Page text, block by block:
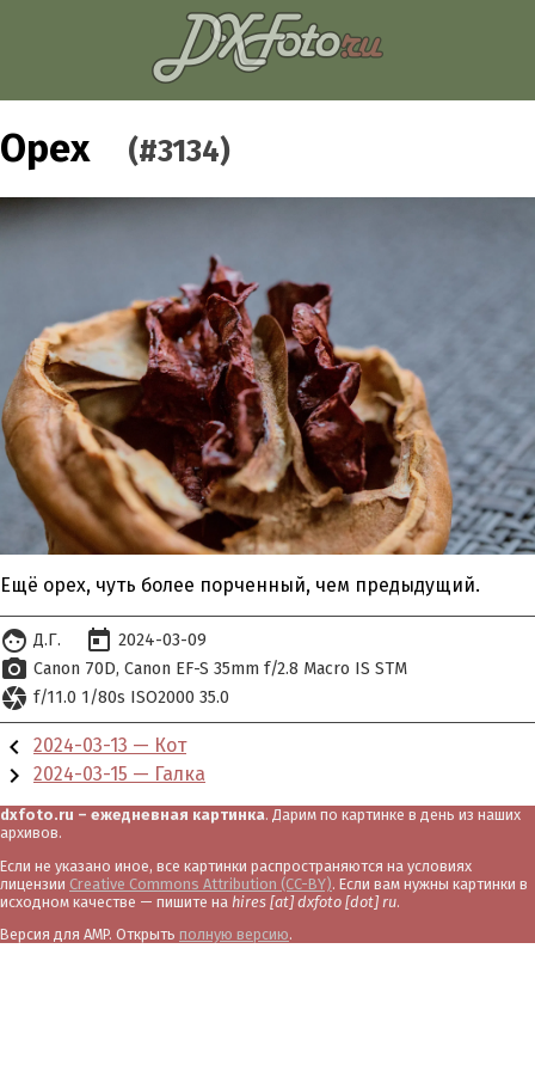
Орех (#3134)
Ещё орех, чуть более порченный, чем предыдущий.
face Д.Г. today 2024-03-09
photo_camera Canon 70D Canon EF-S 35mm f/2.8 Macro IS STM
camera f/11.0 1/80s ISO2000 35.0
chevron_left 2024-03-13 — Кот
chevron_right 2024-03-15 — Галка
dxfoto.ru – ежедневная картинка. Дарим по картинке в день из наших
архивов.
Если не указано иное, все картинки распространяются на условиях
лицензии Creative Commons Attribution (CC-BY). Если вам нужны картинки в
исходном качестве — пишите на hires [at] dxfoto [dot] ru.
Версия для AMP. Открыть полную версию.